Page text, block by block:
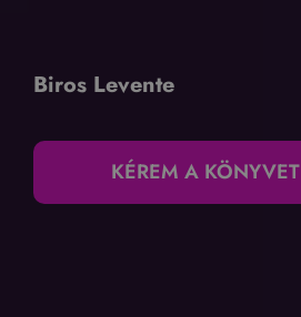
Biros Levente
KÉREM A KÖNYVET